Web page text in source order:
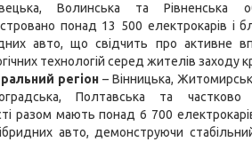
Волинська та Рівненська
понад 13 500 електрокарів і
авто, що свідчить про активне
технологій серед жителів заходу
регіон– Вінницька,
Полтавська та частково
разом мають понад 6 700
авто, демонструючи